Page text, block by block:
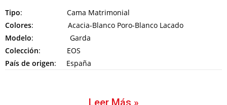
Tipo: Cama Matrimonial
Colores: Acacia-Blanco Poro-Blanco Lacado
Modelo: Garda
Colección: EOS
País de origen: España
Leer Más »